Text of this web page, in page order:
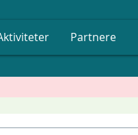
Partnere